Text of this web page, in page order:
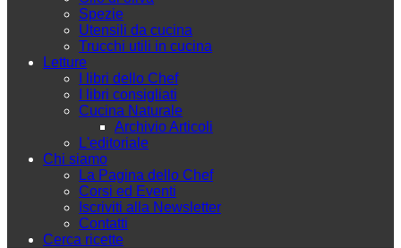
Spezie
Utensili da cucina
Trucchi utili in cucina
Letture
I libri dello Chef
I libri consigliati
Cucina Naturale
Archivio Articoli
L'editoriale
Chi siamo
La Pagina dello Chef
Corsi ed Eventi
Iscriviti alla Newsletter
Contatti
Cerca ricette